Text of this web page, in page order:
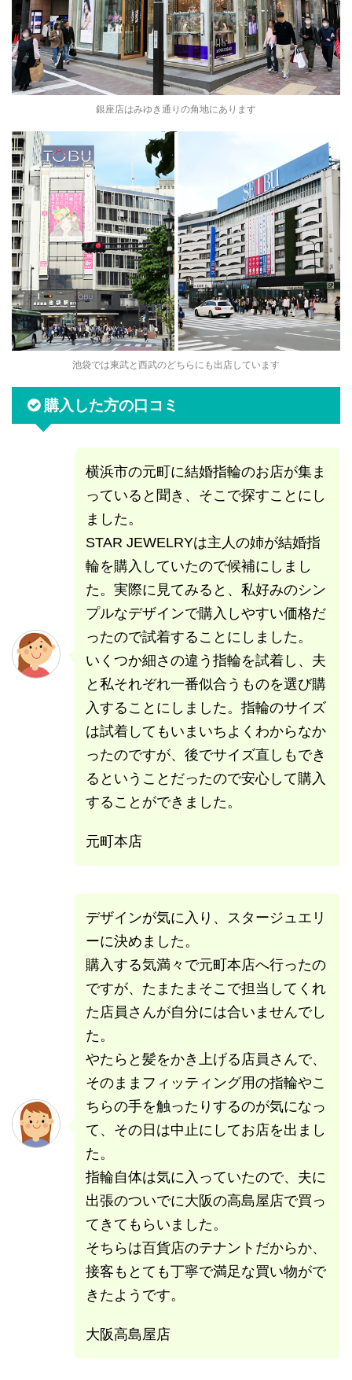
銀座店はみゆき通りの角地にあります
池袋では東武と西武のどちらにも出店しています
購入した方の口コミ
横浜市の元町に結婚指輪のお店が集ま
っていると聞き、そこで探すことにし
ました。
STAR JEWELRYは主人の姉が結婚指
輪を購入していたので候補にしまし
た。実際に見てみると、私好みのシン
プルなデザインで購入しやすい価格だ
ったので試着することにしました。
いくつか細さの違う指輪を試着し、夫
と私それぞれ一番似合うものを選び購
入することにしました。指輪のサイズ
は試着してもいまいちよくわからなか
ったのですが、後でサイズ直しもでき
るということだったので安心して購入
することができました。
元町本店
デザインが気に入り、スタージュエリ
ーに決めました。
購入する気満々で元町本店へ行ったの
ですが、たまたまそこで担当してくれ
た店員さんが自分には合いませんでし
た。
やたらと髪をかき上げる店員さんで、
そのままフィッティング用の指輪やこ
ちらの手を触ったりするのが気になっ
て、その日は中止にしてお店を出まし
た。
指輪自体は気に入っていたので、夫に
出張のついでに大阪の高島屋店で買っ
てきてもらいました。
そちらは百貨店のテナントだからか、
接客もとても丁寧で満足な買い物がで
きたようです。
大阪高島屋店